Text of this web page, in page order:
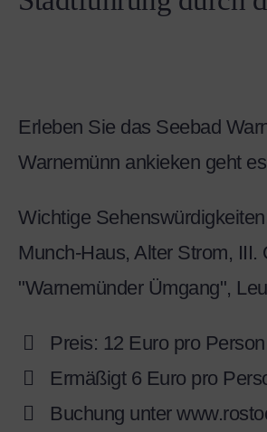
Erleben Sie das Seebad
Warnemünn ankieken geht
Wichtige
Munch-Haus, Alter Strom,
"Warnemünder Ümgang",
Preis: 12 Euro pro
Ermäßigt 6 Euro pro
Buchung unter